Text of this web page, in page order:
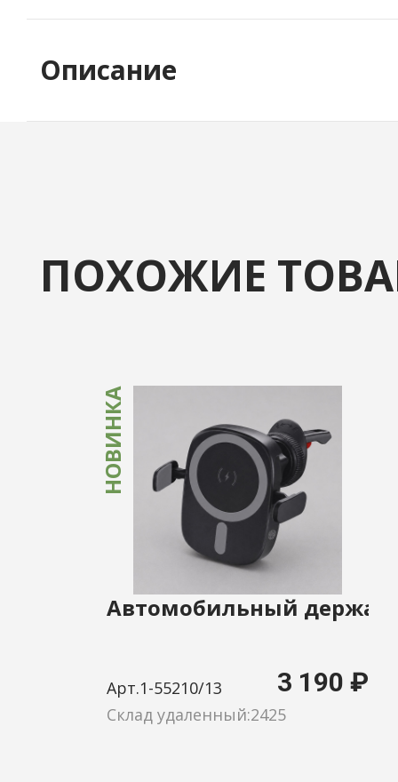
Описание
ПОХОЖИЕ
Автомобильный
Арт.1-55210/13 3 190 ₽
Склад удаленный:2425
НОВИНКА